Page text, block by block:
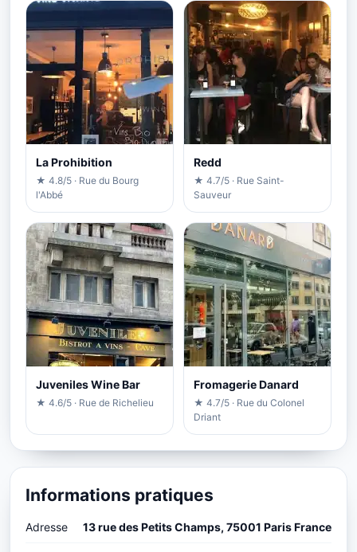
La Prohibition
★ 4.8/5 · Rue du Bourg
l'Abbé
Redd
★ 4.7/5 · Rue Saint-
Sauveur
Juveniles Wine Bar
★ 4.6/5 · Rue de Richelieu
Fromagerie Danard
★ 4.7/5 · Rue du Colonel
Driant
Informations pratiques
Adresse 13 rue des Petits Champs, 75001 Paris France